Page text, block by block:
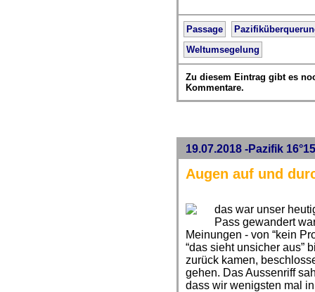
Passage
Weltumsegelung
Zu diesem Eintrag gibt es
Kommentare.
19.07.2018 -Pazifik
Augen auf und
das war unser
Pass gewandert
Meinungen - von “kein
“das sieht unsicher aus”
zurück kamen,
gehen. Das Aussenriff
dass wir wenigsten mal